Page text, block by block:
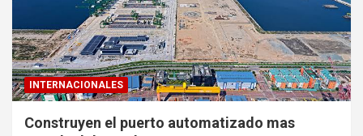
INTERNACIONALES
Construyen el puerto automatizado mas